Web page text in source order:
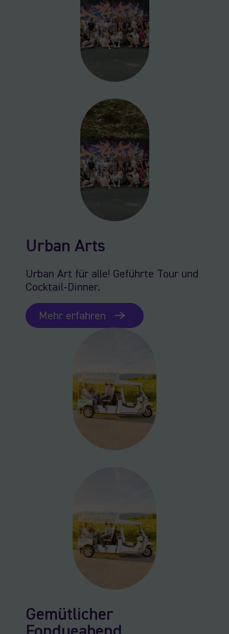
Urban Arts
Urban Art für alle! Geführte Tour und
Cocktail-Dinner.
Mehr erfahren
Gemütlicher